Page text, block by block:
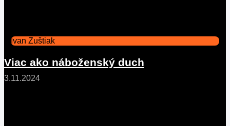
Ivan Zuštiak
Viac ako náboženský duch
3.11.2024